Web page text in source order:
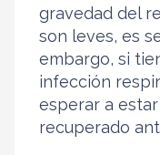
gravedad del
son leves, es
embargo, si
infección
esperar a
recuperado